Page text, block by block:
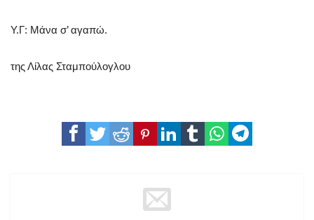
Υ.Γ: Μάνα σ’ αγαπώ.
της Λίλας Σταμπούλογλου